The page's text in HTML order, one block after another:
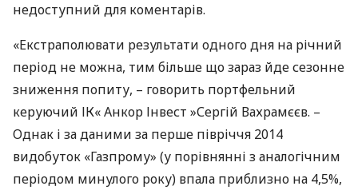
недоступний для коментарів.
«Екстраполювати результати одного дня на річний
період не можна, тим більше що зараз йде сезонне
зниження попиту, – говорить портфельний
керуючий ІК« Анкор Інвест »Сергій Вахрамєєв. –
Однак і за даними за перше півріччя 2014
видобуток «Газпрому» (у порівнянні з аналогічним
періодом минулого року) впала приблизно на 4,5%,